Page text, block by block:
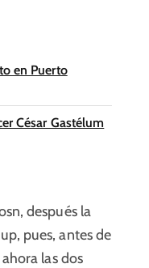
en Puerto
César Gastélum
después la
pues, antes de
las dos